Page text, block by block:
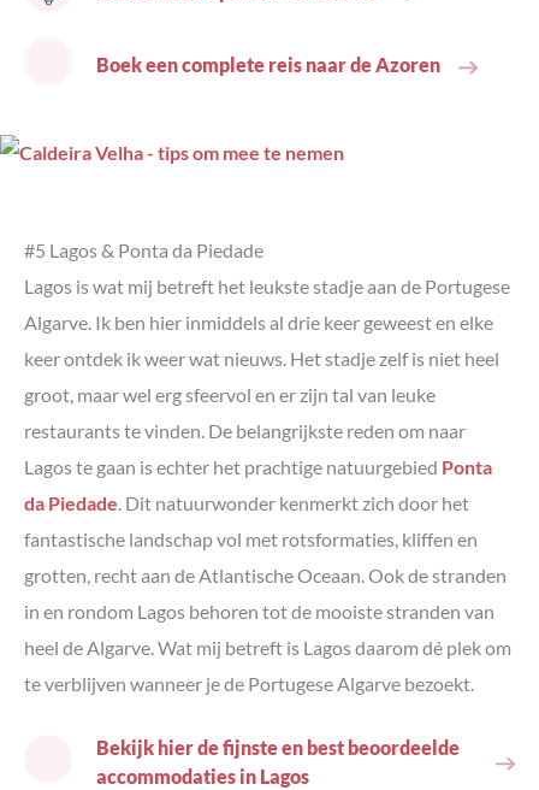
Boek een complete reis naar de Azoren
#5 Lagos & Ponta da Piedade
Lagos is wat mij betreft het leukste stadje aan de Portugese
Algarve. Ik ben hier inmiddels al drie keer geweest en elke
keer ontdek ik weer wat nieuws. Het stadje zelf is niet heel
groot, maar wel erg sfeervol en er zijn tal van leuke
restaurants te vinden. De belangrijkste reden om naar
Lagos te gaan is echter het prachtige natuurgebied Ponta
da Piedade. Dit natuurwonder kenmerkt zich door het
fantastische landschap vol met rotsformaties, kliffen en
grotten, recht aan de Atlantische Oceaan. Ook de stranden
in en rondom Lagos behoren tot de mooiste stranden van
heel de Algarve. Wat mij betreft is Lagos daarom dé plek om
te verblijven wanneer je de Portugese Algarve bezoekt.
Bekijk hier de fijnste en best beoordeelde
accommodaties in Lagos